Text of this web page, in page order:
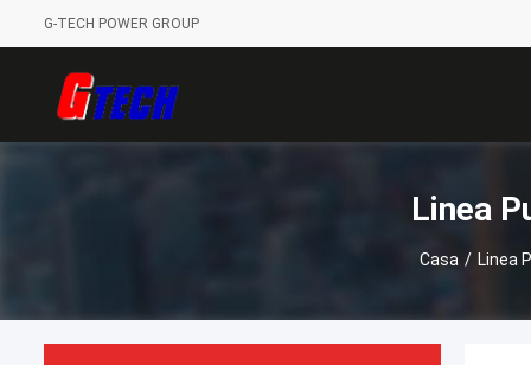
G-TECH POWER GROUP
Linea
Casa / Linea